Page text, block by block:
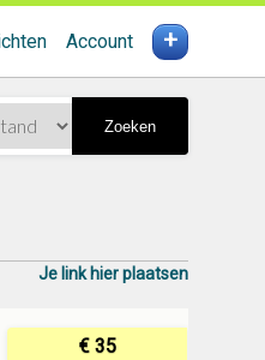
Account +
Zoeken
Je link hier plaatsen
€ 35